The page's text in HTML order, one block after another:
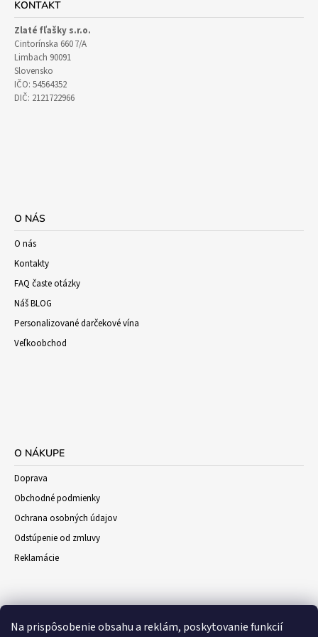
Na prispôsobenie obsahu a reklám, poskytovanie funkcií
KONTAKT
Zlaté fľašky s.r.o.
Cintorínska 660 7/A
Limbach 90091
Slovensko
IČO: 54564352
DIČ: 2121722966
O NÁS
O nás
Kontakty
FAQ časte otázky
Náš BLOG
Personalizované darčekové vína
Veľkoobchod
O NÁKUPE
Doprava
Obchodné podmienky
Ochrana osobných údajov
Odstúpenie od zmluvy
Reklamácie